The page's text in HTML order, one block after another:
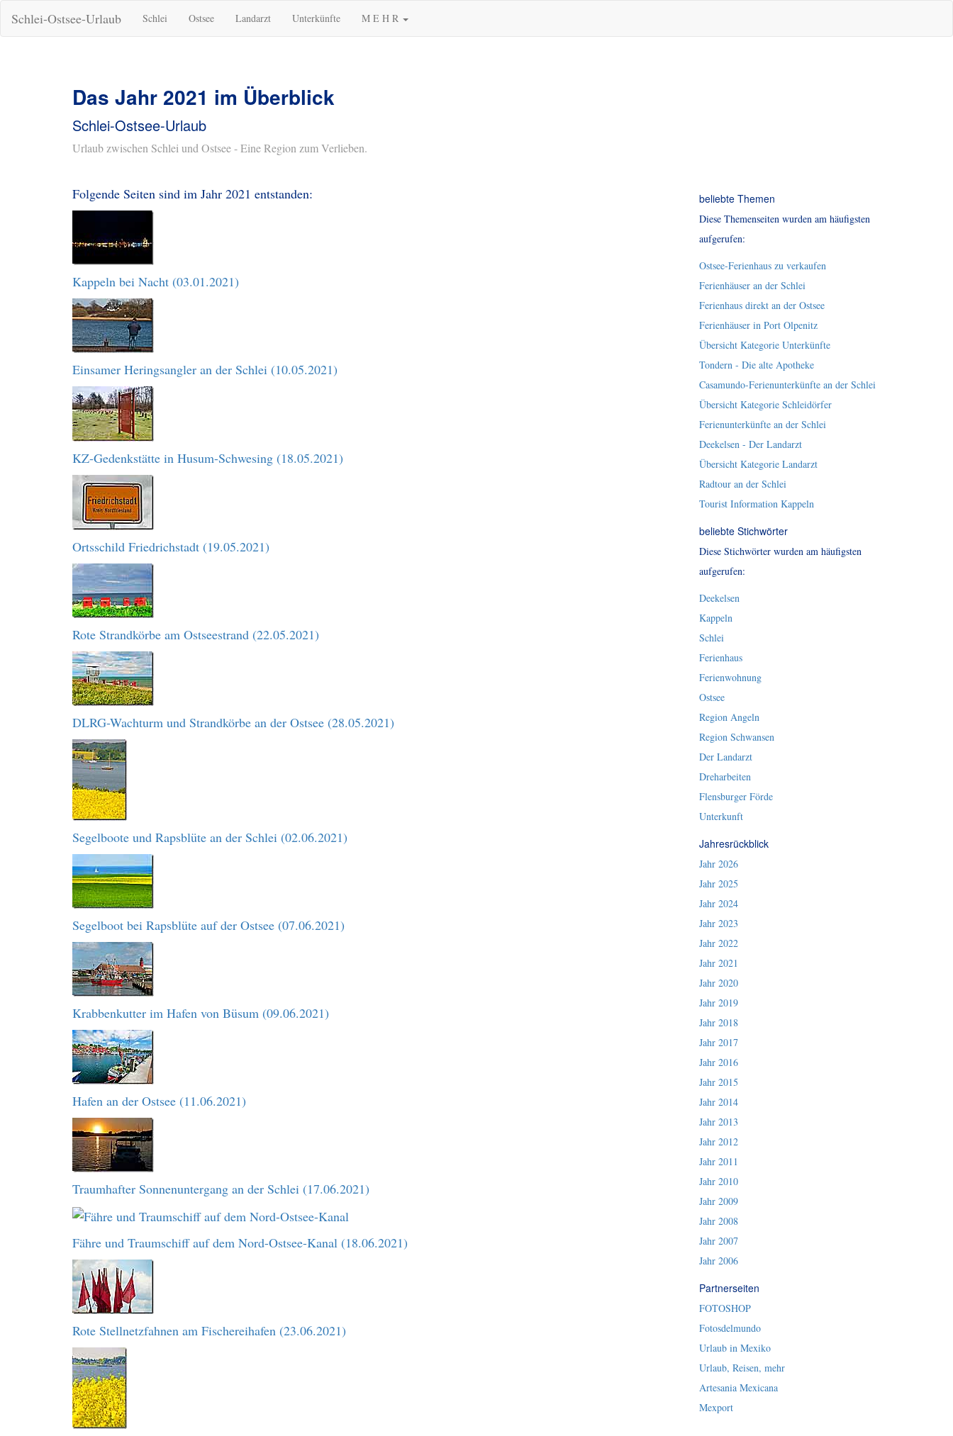
Schlei-Ostsee-Urlaub Schlei Ostsee Landarzt Unterkünfte M E H R
Das Jahr 2021 im Überblick
Schlei-Ostsee-Urlaub
Urlaub zwischen Schlei und Ostsee - Eine Region zum Verlieben.
Folgende Seiten sind im Jahr 2021 entstanden:
Kappeln bei Nacht (03.01.2021)
Einsamer Heringsangler an der Schlei (10.05.2021)
KZ-Gedenkstätte in Husum-Schwesing (18.05.2021)
Ortsschild Friedrichstadt (19.05.2021)
Rote Strandkörbe am Ostseestrand (22.05.2021)
DLRG-Wachturm und Strandkörbe an der Ostsee (28.05.2021)
Segelboote und Rapsblüte an der Schlei (02.06.2021)
Segelboot bei Rapsblüte auf der Ostsee (07.06.2021)
Krabbenkutter im Hafen von Büsum (09.06.2021)
Hafen an der Ostsee (11.06.2021)
Traumhafter Sonnenuntergang an der Schlei (17.06.2021)
Fähre und Traumschiff auf dem Nord-Ostsee-Kanal (18.06.2021)
Rote Stellnetzfahnen am Fischereihafen (23.06.2021)
beliebte Themen
Diese Themenseiten wurden am häufigsten
aufgerufen:
Ostsee-Ferienhaus zu verkaufen
Ferienhäuser an der Schlei
Ferienhaus direkt an der Ostsee
Ferienhäuser in Port Olpenitz
Übersicht Kategorie Unterkünfte
Tondern - Die alte Apotheke
Casamundo-Ferienunterkünfte an der Schlei
Übersicht Kategorie Schleidörfer
Ferienunterkünfte an der Schlei
Deekelsen - Der Landarzt
Übersicht Kategorie Landarzt
Radtour an der Schlei
Tourist Information Kappeln
beliebte Stichwörter
Diese Stichwörter wurden am häufigsten
aufgerufen:
Deekelsen
Kappeln
Schlei
Ferienhaus
Ferienwohnung
Ostsee
Region Angeln
Region Schwansen
Der Landarzt
Dreharbeiten
Flensburger Förde
Unterkunft
Jahresrückblick
Jahr 2026
Jahr 2025
Jahr 2024
Jahr 2023
Jahr 2022
Jahr 2021
Jahr 2020
Jahr 2019
Jahr 2018
Jahr 2017
Jahr 2016
Jahr 2015
Jahr 2014
Jahr 2013
Jahr 2012
Jahr 2011
Jahr 2010
Jahr 2009
Jahr 2008
Jahr 2007
Jahr 2006
Partnerseiten
FOTOSHOP
Fotosdelmundo
Urlaub in Mexiko
Urlaub, Reisen, mehr
Artesania Mexicana
Mexport